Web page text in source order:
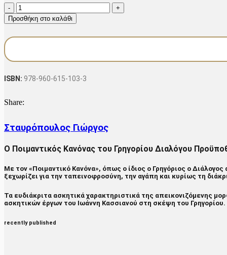
was:
€17.50.
τιμή
Η
προσωπογραφία
του
Προσθήκη στο καλάθι
ISBN: 978-960-615-103-3
Share:
Σταυρόπουλος Γιώργος
Ο Ποιμαντικός Κανόνας του Γρηγορίου Διαλόγου
Με τον «Ποιμαντικό Κανόνα», όπως o ίδιος ο Γρηγόριος ο
ξεχωρίζει για την ταπεινοφροσύνη, την αγάπη και κυρίως τη
Τα ευδιάκριτα ασκητικά χαρακτηριστικά της απεικονιζόμενης
ασκητικών έργων του Ιωάννη Κασσιανού στη σκέψη του Γρηγορίου.
recently published